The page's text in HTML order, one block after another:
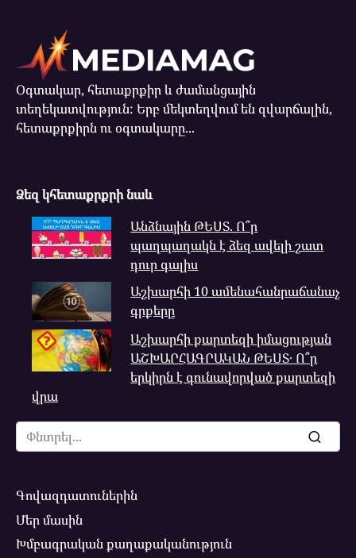
Օգտակար, հետաքրքիր և ժամանցային
տեղեկատվություն: Երբ մեկտեղվում են զվարճալին,
հետաքրքիրն ու օգտակարը...
Ձեզ կհետաքրքրի նաև
Անձնային ԹԵՍՏ. Ո՞ր
պաղպաղակն է ձեզ ավելի շատ
դուր գալիս
Աշխարհի 10 ամենահանրաճանաչ
գրքերը
Աշխարհի քարտեզի իմացության
ԱՇԽԱՐՀԱԳՐԱԿԱՆ ԹԵՍՏ․ Ո՞ր
երկիրն է գունավորված քարտեզի
վրա
Search
for:
Գովազդատուներին
Մեր մասին
Խմբագրական քաղաքականություն